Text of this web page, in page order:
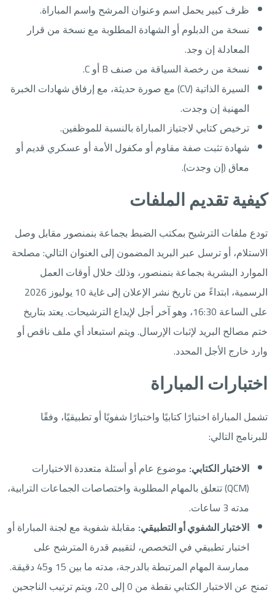
ظرف كبير يحمل اسم وعنوان المرشح واسم المباراة.
نسخة من الدبلوم أو الشهادة المطلوبة مع نسخة من قرار
المعادلة إن وجد.
نسخة من رخصة السياقة من صنف B أو C.
السيرة الذاتية (CV) مع صورة حديثة، مع إرفاق شهادات الخبرة
المهنية إن وجدت.
ترخيص كتابي لاجتياز المباراة بالنسبة للموظفين.
شهادة تثبت صفة مقاوم أو مكفول الأمة أو عسكري قديم أو
معاق (إن وجدت).
كيفية تقديم الملفات
تودع ملفات الترشيح بمكتب الضبط بجماعة بنمنصور مقابل وصل
الاستلام، أو ترسل عبر البريد المضمون إلى العنوان التالي: مصلحة
الموارد البشرية بجماعة بنمنصور، وذلك خلال أوقات العمل
الرسمية، ابتداءً من تاريخ نشر الإعلان إلى غاية 10 يوليوز 2026
على الساعة 16:30، وهو آخر أجل لإيداع الترشيحات. يعتد بتاريخ
ختم مصالح البريد لإثبات الإرسال. ويتم استبعاد أي ملف ناقص أو
وارد خارج الأجل المحدد.
اختبارات المباراة
تشمل المباراة اختبارًا كتابيًا واختبارًا شفويًا أو تطبيقيًا، وفقًا
للبرنامج التالي:
الاختبار الكتابي: موضوع عام أو أسئلة متعددة الاختيارات
(QCM) تتعلق بالمهام المطلوبة واختصاصات الجماعات الترابية،
مدته 3 ساعات.
الاختبار الشفوي أو التطبيقي: مقابلة شفوية مع لجنة المباراة أو
اختبار تطبيقي في التخصص، لتقييم قدرة المترشح على
ممارسة المهام المرتبطة بالدرجة، مدته ما بين 15 و45 دقيقة.
تمنح عن الاختبار الكتابي نقطة من 0 إلى 20، ويتم ترتيب الناجحين